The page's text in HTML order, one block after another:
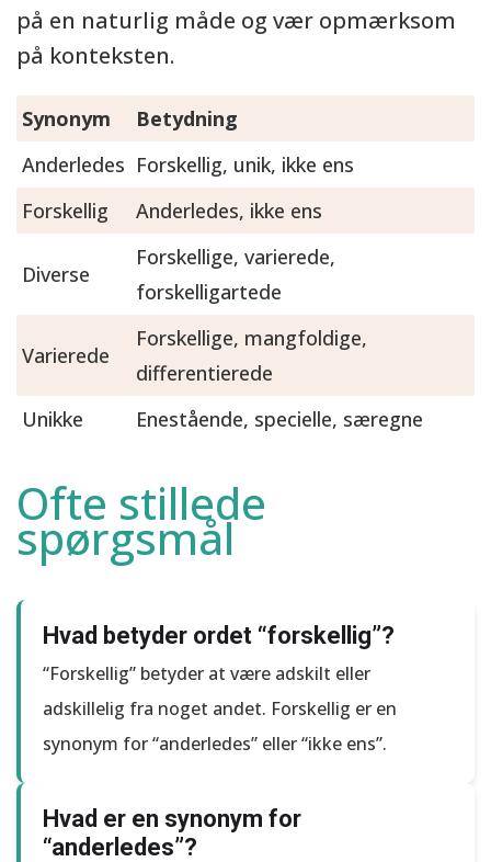
på en naturlig måde og vær opmærksom
på konteksten.
Synonym
Betydning
Anderledes Forskellig, unik, ikke ens
Forskellig
Anderledes, ikke ens
Diverse
Forskellige, varierede,
forskelligartede
Varierede
Forskellige, mangfoldige,
differentierede
Unikke
Enestående, specielle, særegne
Ofte stillede
spørgsmål
Hvad betyder ordet “forskellig”?
“Forskellig” betyder at være adskilt eller
adskillelig fra noget andet. Forskellig er en
synonym for “anderledes” eller “ikke ens”.
Hvad er en synonym for
“anderledes”?